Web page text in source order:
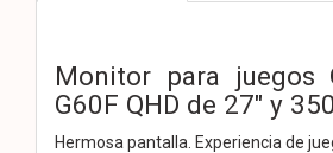
Monitor para juegos
G60F QHD de 27" y
Hermosa pantalla. Experiencia de